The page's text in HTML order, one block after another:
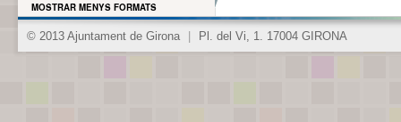
MOSTRAR MENYS FORMATS
© 2013 Ajuntament de Girona Pl. del Vi, 1. 17004 GIRONA